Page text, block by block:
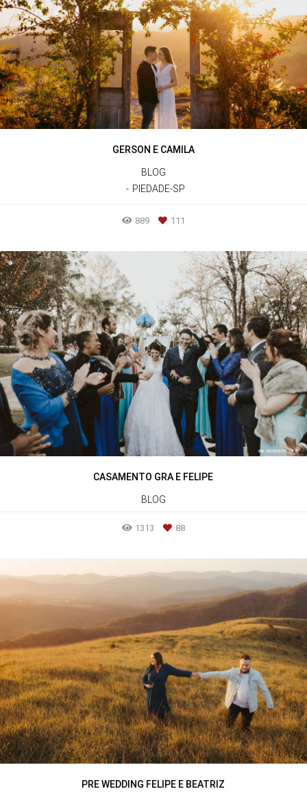
GERSON E CAMILA
BLOG
PIEDADE-SP
889 111
CASAMENTO GRA E FELIPE
BLOG
1313 88
PRE WEDDING FELIPE E BEATRIZ